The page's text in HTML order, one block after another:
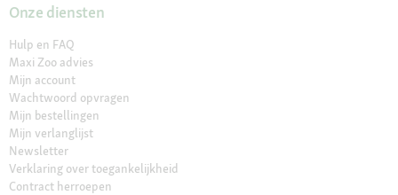
Onze diensten
Hulp en FAQ
Maxi Zoo advies
Mijn account
Wachtwoord opvragen
Mijn bestellingen
Mijn verlanglijst
Newsletter
Verklaring over toegankelijkheid
Contract herroepen